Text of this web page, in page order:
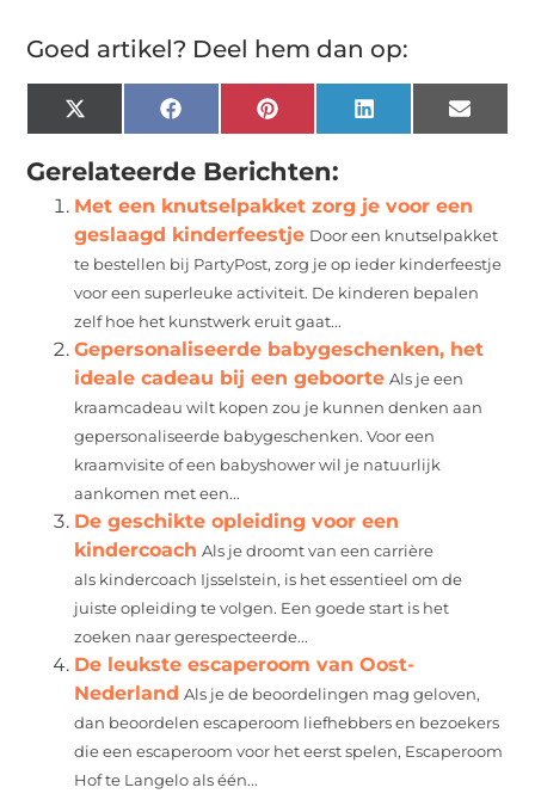
Goed artikel? Deel hem dan op:
X
(Twitter)
FacebookPinterest LinkedIn Email
Gerelateerde Berichten:
Met een knutselpakket zorg je voor een
geslaagd kinderfeestje Door een knutselpakket
te bestellen bij PartyPost, zorg je op ieder kinderfeestje
voor een superleuke activiteit. De kinderen bepalen
zelf hoe het kunstwerk eruit gaat...
Gepersonaliseerde babygeschenken, het
ideale cadeau bij een geboorte Als je een
kraamcadeau wilt kopen zou je kunnen denken aan
gepersonaliseerde babygeschenken. Voor een
kraamvisite of een babyshower wil je natuurlijk
aankomen met een...
De geschikte opleiding voor een
kindercoach Als je droomt van een carrière
als kindercoach Ijsselstein, is het essentieel om de
juiste opleiding te volgen. Een goede start is het
zoeken naar gerespecteerde...
De leukste escaperoom van Oost-
Nederland Als je de beoordelingen mag geloven,
dan beoordelen escaperoom liefhebbers en bezoekers
die een escaperoom voor het eerst spelen, Escaperoom
Hof te Langelo als één...